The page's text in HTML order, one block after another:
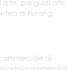
a te, poi guidi altri
di Purang.
di
passi commerciali